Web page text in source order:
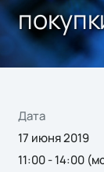
Дата
17 июня 2019
11:00 - 14:00